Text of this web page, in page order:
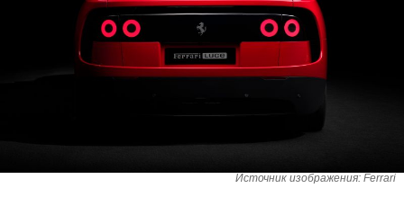
Источник изображения: Ferrari